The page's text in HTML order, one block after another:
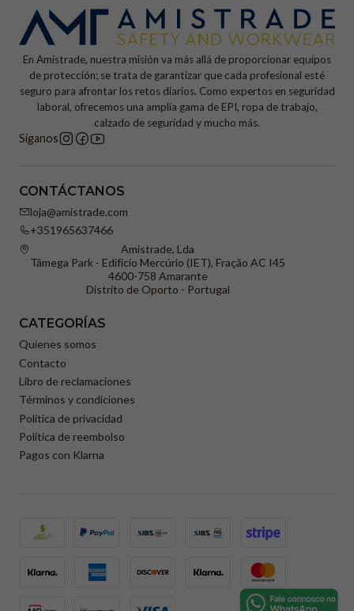
En Amistrade, nuestra misión va más allá de proporcionar equipos
de protección; se trata de garantizar que cada profesional esté
seguro para afrontar los retos diarios. Como expertos en seguridad
laboral, ofrecemos una amplia gama de EPI, ropa de trabajo,
calzado de seguridad y mucho más.
Síganos
CONTÁCTANOS
loja@amistrade.com
+351965637466
Amistrade, Lda
Tâmega Park - Edifício Mercúrio (IET), Fração AC I45
4600-758 Amarante
Distrito de Oporto - Portugal
CATEGORÍAS
Quienes somos
Contacto
Libro de reclamaciones
Términos y condiciones
Política de privacidad
Política de reembolso
Pagos con Klarna